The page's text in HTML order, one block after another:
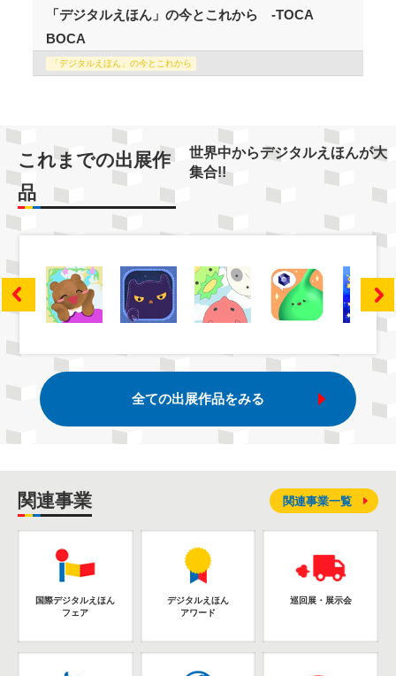
「デジタルえほん」の今とこれから -TOCA
BOCA
「デジタルえほん」の今とこれから
これまでの出展作
品
世界中からデジタルえほんが大
集合!!
全ての出展作品をみる
関連事業
国際デジタルえほん
フェア
デジタルえほん
アワード
巡回展・展示会
関連事業一覧